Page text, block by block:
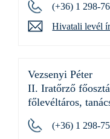
(+36) 1 298-
Hivatali levél
Vezsenyi Péter
II. Iratőrző
főlevéltáros,
(+36) 1 298-